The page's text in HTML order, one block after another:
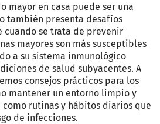
mayor en casa puede ser una
también presenta desafíos
cuando se trata de prevenir
mayores son más susceptibles
a su sistema inmunológico
de salud subyacentes. A
consejos prácticos para los
mantener un entorno limpio y
como rutinas y hábitos diarios que
de infecciones.